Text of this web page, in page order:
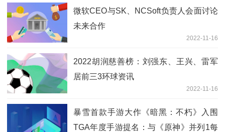
微软CEO与SK、NCSoft负责人会面讨论
未来合作
2022-11-16
2022胡润慈善榜：刘强东、王兴、雷军
居前三3环球资讯
2022-11-16
暴雪首款手游大作《暗黑：不朽》入围
TGA年度手游提名：与《原神》并列1每